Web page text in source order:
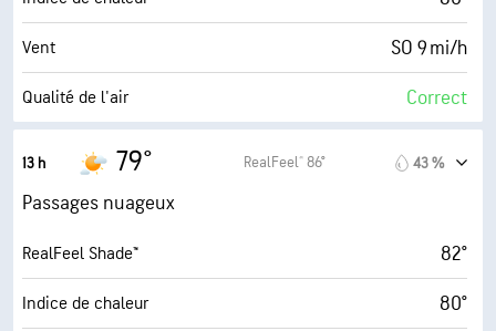
Couverture nuageuse 70 %
Pluie 0.08 po
Vent SO 9 mi/h
Qualité de l'air Correct
Indice UV maximal
Rafales
Humidité 79 %
Point de rosée 72° F
13 h 79° RealFeel® 86° 43 %
Passages nuageux
RealFeel Shade™ 82°
Indice de chaleur 80°